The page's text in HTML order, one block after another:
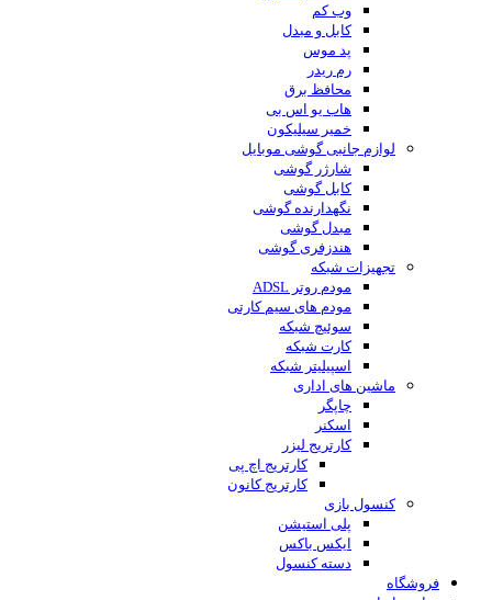
وب کم
کابل و مبدل
پد موس
رم ریدر
محافظ برق
هاب یو اس بی
خمیر سیلیکون
لوازم جانبی گوشی موبایل
شارژر گوشی
کابل گوشی
نگهدارنده گوشی
مبدل گوشی
هندزفری گوشی
تجهیزات شبکه
مودم روتر ADSL
مودم های سیم کارتی
سوئیچ شبکه
کارت شبکه
اسپیلیتر شبکه
ماشین های اداری
چاپگر
اسکنر
کارتریج لیزر
کارتریج اچ پی
کارتریج کانون
کنسول بازی
پلی استیشن
ایکس باکس
دسته کنسول
فروشگاه